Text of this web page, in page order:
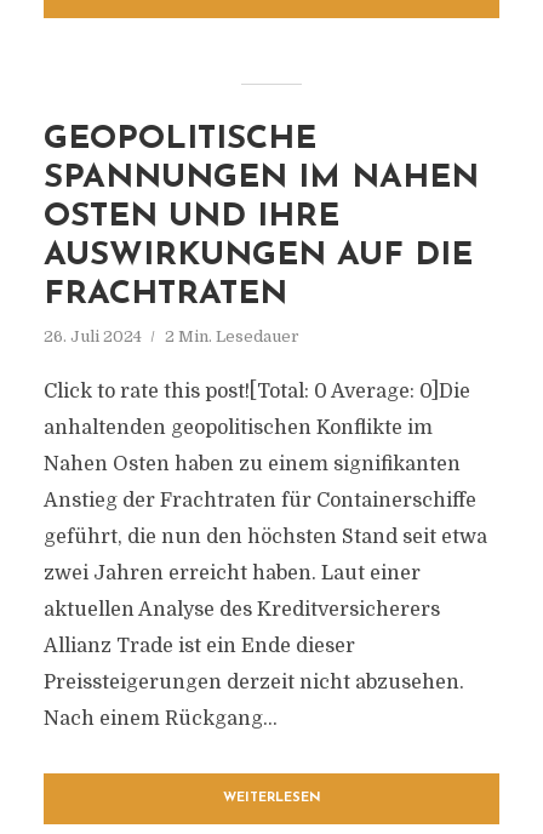
GEOPOLITISCHE
SPANNUNGEN IM NAHEN
OSTEN UND IHRE
AUSWIRKUNGEN AUF DIE
FRACHTRATEN
26. Juli 2024 2 Min. Lesedauer
Click to rate this post![Total: 0 Average: 0]Die
anhaltenden geopolitischen Konflikte im
Nahen Osten haben zu einem signifikanten
Anstieg der Frachtraten für Containerschiffe
geführt, die nun den höchsten Stand seit etwa
zwei Jahren erreicht haben. Laut einer
aktuellen Analyse des Kreditversicherers
Allianz Trade ist ein Ende dieser
Preissteigerungen derzeit nicht abzusehen.
Nach einem Rückgang...
WEITERLESEN